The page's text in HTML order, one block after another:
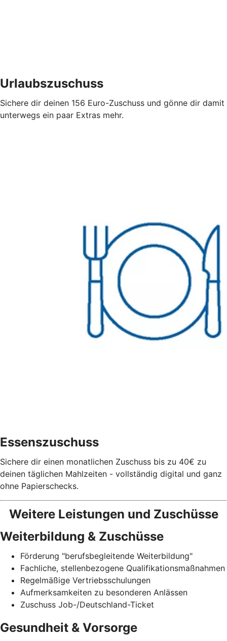
Urlaubszuschuss
Sichere dir deinen 156 Euro-Zuschuss und gönne dir damit
unterwegs ein paar Extras mehr.
Essenszuschuss
Sichere dir einen monatlichen Zuschuss bis zu 40€ zu
deinen täglichen Mahlzeiten - vollständig digital und ganz
ohne Papierschecks.
Weitere Leistungen und Zuschüsse
Weiterbildung & Zuschüsse
Förderung "berufsbegleitende Weiterbildung"
Fachliche, stellenbezogene Qualifikationsmaßnahmen
Regelmäßige Vertriebsschulungen
Aufmerksamkeiten zu besonderen Anlässen
Zuschuss Job-/Deutschland-Ticket
Gesundheit & Vorsorge